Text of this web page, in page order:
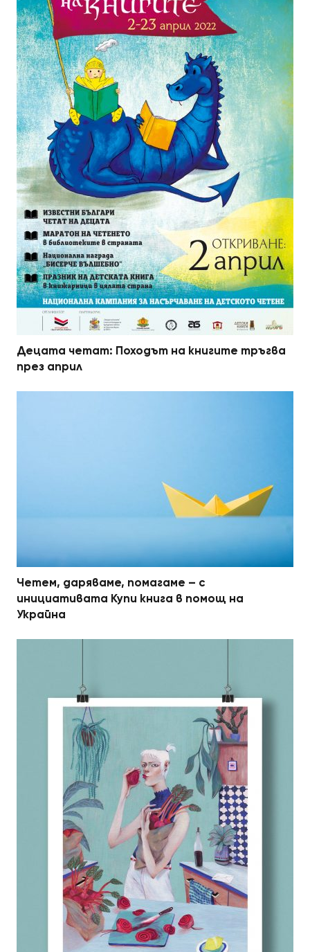
Децата четат: Походът на книгите тръгва
през април
Четем, даряваме, помагаме – с
инициативата Купи книга в помощ на
Украйна